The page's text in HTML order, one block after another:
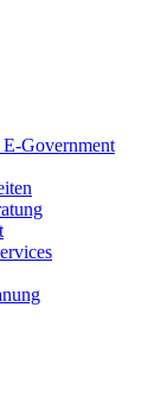
Government